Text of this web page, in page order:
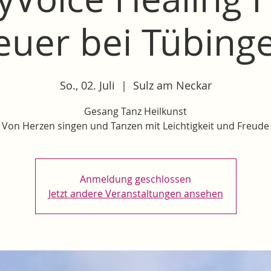
bei
So., 02. Juli
  |
Sulz am Neckar
Gesang Tanz Heilkunst
Von Herzen singen und Tanzen mit Leichtigkeit und Freude
Anmeldung geschlossen
Jetzt andere Veranstaltungen ansehen